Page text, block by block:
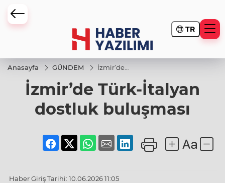
TR
Anasayfa GÜNDEM
İzmir’de
İtalyan
dostluk
İzmir’de Türk-İtalyan
dostluk buluşması
Haber Giriş Tarihi: 10.06.2026 11:05